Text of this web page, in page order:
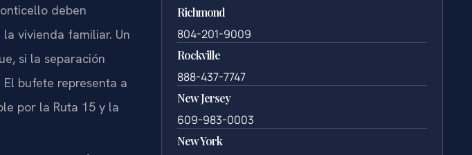
deben
vivienda familiar. Un
si la separación
bufete representa a
por la Ruta 15 y la
Richmond
804-201-9009
Rockville
888-437-7747
New Jersey
609-983-0003
New York